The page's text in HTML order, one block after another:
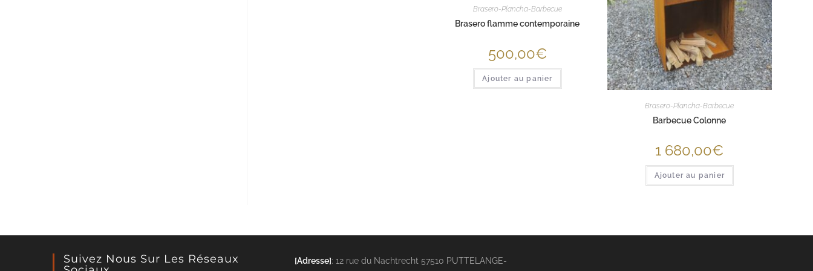
Brasero-Plancha-Barbecue
Brasero flamme contemporaine
500,00€
Ajouter au panier
Brasero-Plancha-Barbecue
Barbecue Colonne
1 680,00€
Ajouter au panier
Suivez Nous Sur Les Réseaux
[Adresse]: 12 rue du Nachtrecht 57510 PUTTELANGE-